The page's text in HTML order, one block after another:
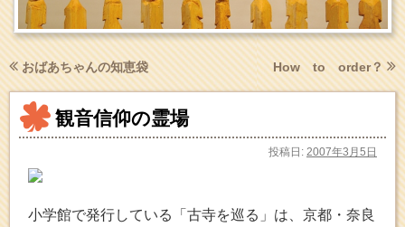
おばあちゃんの知恵袋 How to order？
観音信仰の霊場
投稿日: 2007年3月5日
小学館で発行している「古寺を巡る」は、京都・奈良